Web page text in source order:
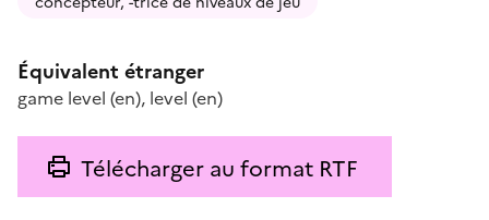
Équivalent étranger
game level (en), level (en)
Télécharger au format RTF